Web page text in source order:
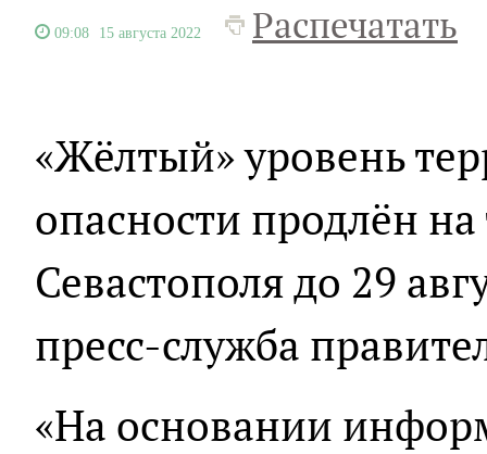
09:08 15 августа 2022 Распечатать
«Жёлтый» уровень
опасности продлён
Севастополя до 29
пресс-служба
«На основании